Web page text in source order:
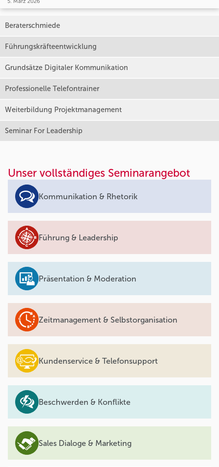
Beraterschmiede
Führungskräfteentwicklung
Grundsätze Digitaler Kommunikation
Professionelle Telefontrainer
Weiterbildung Projektmanagement
Seminar For Leadership
Unser vollständiges Seminarangebot
Kommunikation & Rhetorik
Führung & Leadership
Präsentation & Moderation
Zeitmanagement & Selbstorganisation
Kundenservice & Telefonsupport
Beschwerden & Konflikte
Sales Dialoge & Marketing